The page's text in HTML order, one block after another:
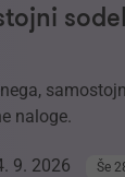
naloge.
9. 2026 Še